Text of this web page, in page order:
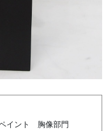
イント 胸像部門